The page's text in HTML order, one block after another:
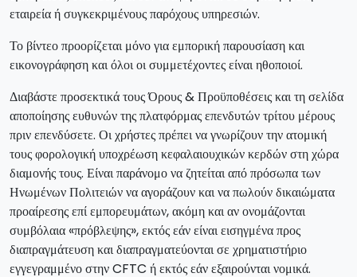
εταιρεία ή συγκεκριμένους παρόχους υπηρεσιών.
Το βίντεο προορίζεται μόνο για εμπορική παρουσίαση και
εικονογράφηση και όλοι οι συμμετέχοντες είναι ηθοποιοί.
Διαβάστε προσεκτικά τους Όρους & Προϋποθέσεις και τη σελίδα
αποποίησης ευθυνών της πλατφόρμας επενδυτών τρίτου μέρους
πριν επενδύσετε. Οι χρήστες πρέπει να γνωρίζουν την ατομική
τους φορολογική υποχρέωση κεφαλαιουχικών κερδών στη χώρα
διαμονής τους. Είναι παράνομο να ζητείται από πρόσωπα των
Ηνωμένων Πολιτειών να αγοράζουν και να πωλούν δικαιώματα
προαίρεσης επί εμπορευμάτων, ακόμη και αν ονομάζονται
συμβόλαια «πρόβλεψης», εκτός εάν είναι εισηγμένα προς
διαπραγμάτευση και διαπραγματεύονται σε χρηματιστήριο
εγγεγραμμένο στην CFTC ή εκτός εάν εξαιρούνται νομικά.